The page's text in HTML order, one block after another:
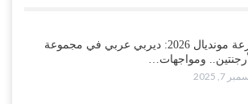
قرعة مونديال 2026: ديربي عربي في مجموعة
ومواجهات…
7, 2025